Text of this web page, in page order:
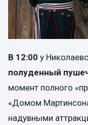
В 12:00 у
полуденный
момент полного
«Домом
надувными